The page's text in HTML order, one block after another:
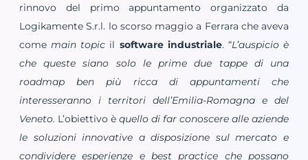
rinnovo del primo appuntamento organizzato da
Logikamente S.r.l. lo scorso maggio a Ferrara che aveva
comemain topic il software industriale. “L’auspicio è
che queste siano solo le prime due tappe di una
roadmap ben più ricca di appuntamenti che
interesseranno i territori dell’Emilia-Romagna e del
Veneto. L’obiettivo è quello di far conoscere alle aziende
le soluzioni innovative a disposizione sul mercato e
condividere esperienze e best practice che possano